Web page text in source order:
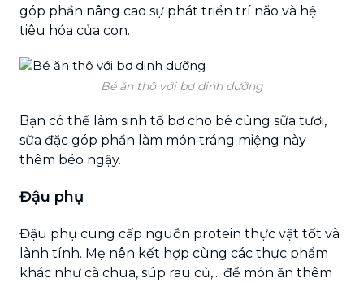
góp phần nâng cao sự phát triển trí não và hệ
tiêu hóa của con.
Bé ăn thô với bơ dinh dưỡng
Bạn có thể làm sinh tố bơ cho bé cùng sữa tươi,
sữa đặc góp phần làm món tráng miệng này
thêm béo ngậy.
Đậu phụ
Đậu phụ cung cấp nguồn protein thực vật tốt và
lành tính. Mẹ nên kết hợp cùng các thực phẩm
khác như cà chua, súp rau củ,... để món ăn thêm